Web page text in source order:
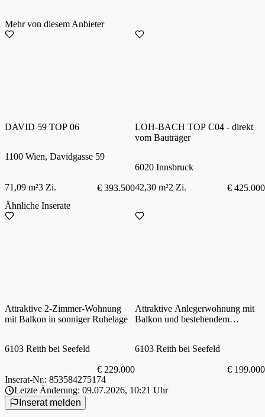
Mehr von diesem Anbieter
DAVID 59 TOP 06
1100 Wien, Davidgasse 59
71,09 m²3 Zi. € 393.500
LOH-BACH TOP C04 - direkt
vom Bauträger
6020 Innsbruck
42,30 m²2 Zi.
€ 425.000
Ähnliche Inserate
Attraktive 2-Zimmer-Wohnung
mit Balkon in sonniger Ruhelage
6103 Reith bei Seefeld
€ 229.000
Attraktive Anlegerwohnung mit
Balkon und bestehendem
6103 Reith bei Seefeld
€ 199.000
Inserat-Nr.: 853584275174
Letzte Änderung: 09.07.2026, 10:21 Uhr
Inserat melden